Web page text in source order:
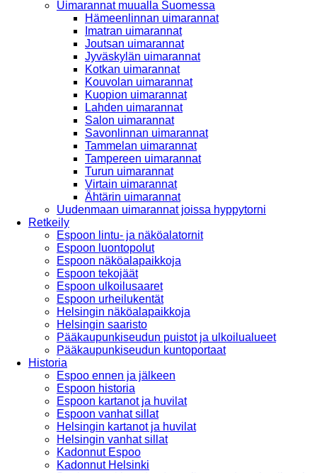
Uimarannat muualla Suomessa
Hämeenlinnan uimarannat
Imatran uimarannat
Joutsan uimarannat
Jyväskylän uimarannat
Kotkan uimarannat
Kouvolan uimarannat
Kuopion uimarannat
Lahden uimarannat
Salon uimarannat
Savonlinnan uimarannat
Tammelan uimarannat
Tampereen uimarannat
Turun uimarannat
Virtain uimarannat
Ähtärin uimarannat
Uudenmaan uimarannat joissa hyppytorni
Retkeily
Espoon lintu- ja näköalatornit
Espoon luontopolut
Espoon näköalapaikkoja
Espoon tekojäät
Espoon ulkoilusaaret
Espoon urheilukentät
Helsingin näköalapaikkoja
Helsingin saaristo
Pääkaupunkiseudun puistot ja ulkoilualueet
Pääkaupunkiseudun kuntoportaat
Historia
Espoo ennen ja jälkeen
Espoon historia
Espoon kartanot ja huvilat
Espoon vanhat sillat
Helsingin kartanot ja huvilat
Helsingin vanhat sillat
Kadonnut Espoo
Kadonnut Helsinki